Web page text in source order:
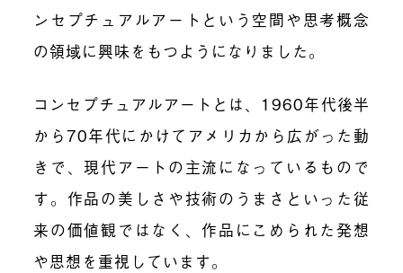
ンセプチュアルアートという空間や思考概念
の領域に興味をもつようになりました。
コンセプチュアルアートとは、1960年代後半
から70年代にかけてアメリカから広がった動
きで、現代アートの主流になっているもので
す。作品の美しさや技術のうまさといった従
来の価値観ではなく、作品にこめられた発想
や思想を重視しています。